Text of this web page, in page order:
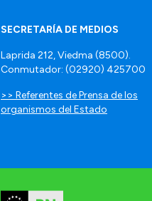
SECRETARÍA DE MEDIOS
Laprida 212, Viedma (8500).
Conmutador: (02920) 425700
>> Referentes de Prensa de los
organismos del Estado